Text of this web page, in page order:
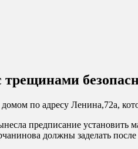
трещинами
по адресу Ленина,72а,
предписание
должны заделать